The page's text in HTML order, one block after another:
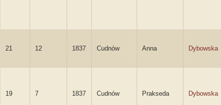
21 12 1837 Cudnów Anna Dybowska
19 7 1837 Cudnów Prakseda Dybowska